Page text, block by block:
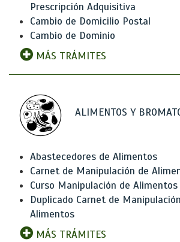
Prescripción Adquisitiva
Cambio de Domicilio Postal
Cambio de Dominio
MÁS TRÁMITES
ALIMENTOS Y
Abastecedores de Alimentos
Carnet de Manipulación de
Curso Manipulación de Alimentos
Duplicado Carnet de
Alimentos
MÁS TRÁMITES